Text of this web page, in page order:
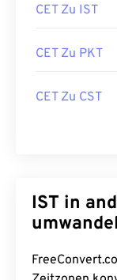
CET Zu IST
CET Zu PKT
CET Zu CST
IST in